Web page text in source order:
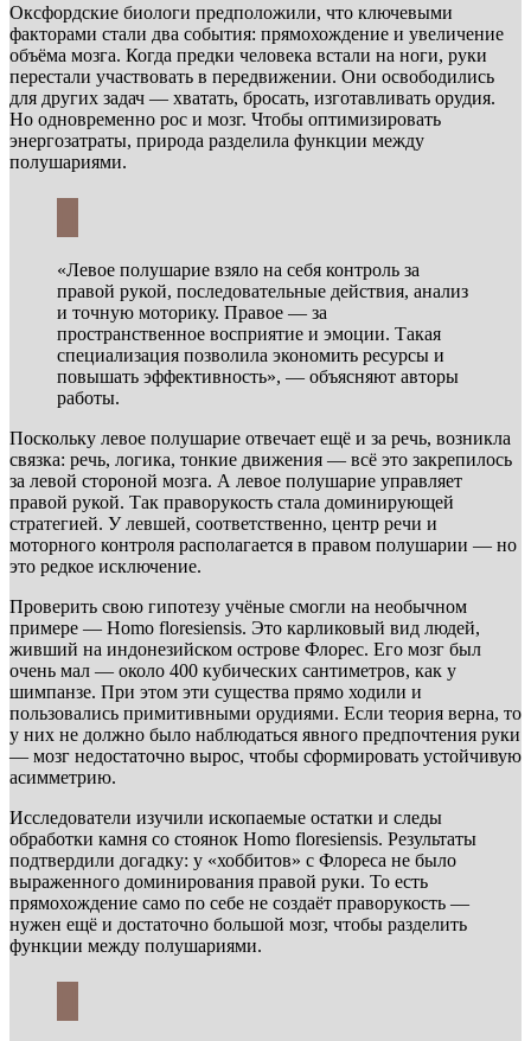
Оксфордские биологи предположили, что ключевыми
факторами стали два события: прямохождение и увеличение
объёма мозга. Когда предки человека встали на ноги, руки
перестали участвовать в передвижении. Они освободились
для других задач — хватать, бросать, изготавливать орудия.
Но одновременно рос и мозг. Чтобы оптимизировать
энергозатраты, природа разделила функции между
полушариями.
«Левое полушарие взяло на себя контроль за
правой рукой, последовательные действия, анализ
и точную моторику. Правое — за
пространственное восприятие и эмоции. Такая
специализация позволила экономить ресурсы и
повышать эффективность», — объясняют авторы
работы.
Поскольку левое полушарие отвечает ещё и за речь, возникла
связка: речь, логика, тонкие движения — всё это закрепилось
за левой стороной мозга. А левое полушарие управляет
правой рукой. Так праворукость стала доминирующей
стратегией. У левшей, соответственно, центр речи и
моторного контроля располагается в правом полушарии — но
это редкое исключение.
Проверить свою гипотезу учёные смогли на необычном
примере — Homo floresiensis. Это карликовый вид людей,
живший на индонезийском острове Флорес. Его мозг был
очень мал — около 400 кубических сантиметров, как у
шимпанзе. При этом эти существа прямо ходили и
пользовались примитивными орудиями. Если теория верна, то
у них не должно было наблюдаться явного предпочтения руки
— мозг недостаточно вырос, чтобы сформировать устойчивую
асимметрию.
Исследователи изучили ископаемые остатки и следы
обработки камня со стоянок Homo floresiensis. Результаты
подтвердили догадку: у «хоббитов» с Флореса не было
выраженного доминирования правой руки. То есть
прямохождение само по себе не создаёт праворукость —
нужен ещё и достаточно большой мозг, чтобы разделить
функции между полушариями.